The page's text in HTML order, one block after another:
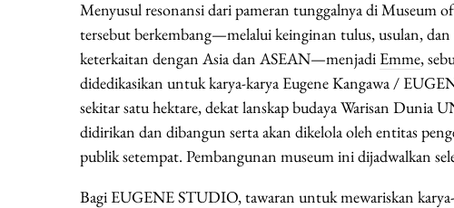
Menyusul resonansi dari pameran tunggalnya di Museum
tersebut berkembang—melalui keinginan tulus, usulan,
keterkaitan dengan Asia dan ASEAN—menjadi Emme,
didedikasikan untuk karya-karya Eugene Kangawa /
sekitar satu hektare, dekat lanskap budaya Warisan Dunia
didirikan dan dibangun serta akan dikelola oleh entitas
publik setempat. Pembangunan museum ini dijadwalkan
Bagi EUGENE STUDIO, tawaran untuk mewariskan